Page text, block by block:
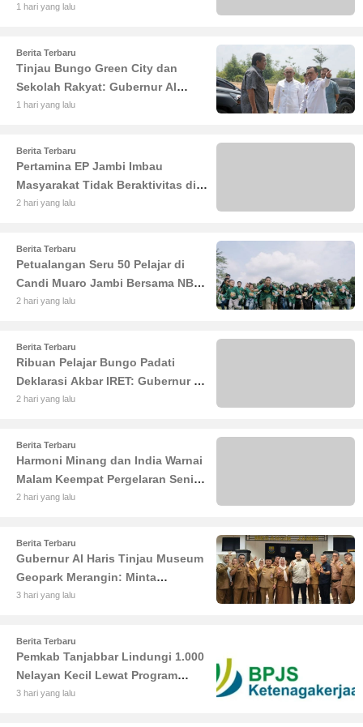
Pertumbuhan Ekonomi Jambi
1 hari yang lalu
Berita Terbaru
Tinjau Bungo Green City dan
Sekolah Rakyat: Gubernur Al
Haris Tekankan Sinergi
1 hari yang lalu
Berita Terbaru
Pertamina EP Jambi Imbau
Masyarakat Tidak Beraktivitas di
Atas Jalur Pipa Migas Demi
2 hari yang lalu
Berita Terbaru
Petualangan Seru 50 Pelajar di
Candi Muaro Jambi Bersama NBT
Coal Group
2 hari yang lalu
Berita Terbaru
Ribuan Pelajar Bungo Padati
Deklarasi Akbar IRET: Gubernur Al
Haris Sentil Bahaya Judi Online
2 hari yang lalu
Berita Terbaru
Harmoni Minang dan India Warnai
Malam Keempat Pergelaran Seni
Budaya di Alun-Alun Kuala
2 hari yang lalu
Berita Terbaru
Gubernur Al Haris Tinjau Museum
Geopark Merangin: Minta
Pengelola Genjot Inovasi dan
3 hari yang lalu
Berita Terbaru
Pemkab Tanjabbar Lindungi 1.000
Nelayan Kecil Lewat Program
BPJS Ketenagakerjaan
3 hari yang lalu